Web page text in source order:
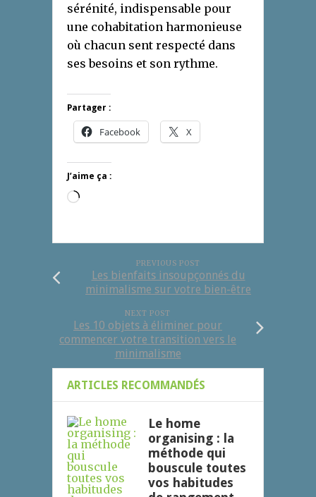
sérénité, indispensable pour
une cohabitation harmonieuse
où chacun sent respecté dans
ses besoins et son rythme.
Partager :
Facebook X
J’aime ça :
Chargement…
PREVIOUS POST
Les bienfaits insoupçonnés du
minimalisme sur votre bien-être
NEXT POST
Les 10 objets à éliminer pour
commencer votre transition vers le
minimalisme
ARTICLES RECOMMANDÉS
Le home
organising : la
méthode qui
bouscule toutes
vos habitudes